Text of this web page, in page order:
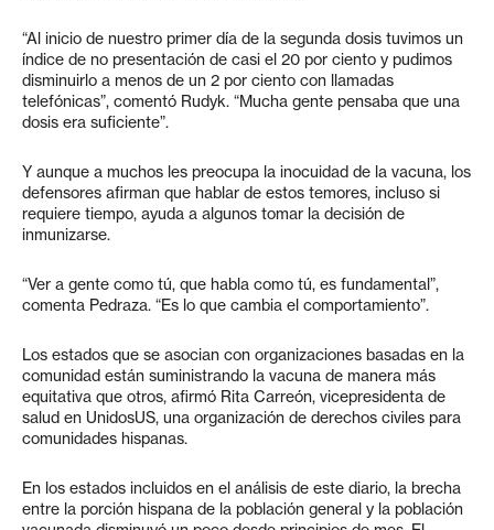
“Al inicio de nuestro primer día de la segunda dosis tuvimos un
índice de no presentación de casi el 20 por ciento y pudimos
disminuirlo a menos de un 2 por ciento con llamadas
telefónicas”, comentó Rudyk. “Mucha gente pensaba que una
dosis era suficiente”.
Y aunque a muchos les preocupa la inocuidad de la vacuna, los
defensores afirman que hablar de estos temores, incluso si
requiere tiempo, ayuda a algunos tomar la decisión de
inmunizarse.
“Ver a gente como tú, que habla como tú, es fundamental”,
comenta Pedraza. “Es lo que cambia el comportamiento”.
Los estados que se asocian con organizaciones basadas en la
comunidad están suministrando la vacuna de manera más
equitativa que otros, afirmó Rita Carreón, vicepresidenta de
salud en UnidosUS, una organización de derechos civiles para
comunidades hispanas.
En los estados incluidos en el análisis de este diario, la brecha
entre la porción hispana de la población general y la población